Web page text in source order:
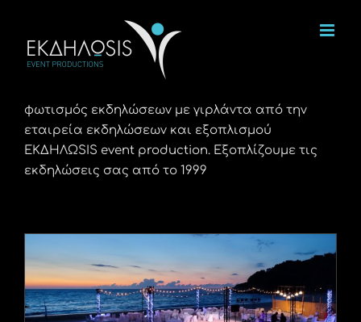
περιεχόμενο
φωτισμός εκδηλώσεων με γιρλάντα από την
εταιρεία εκδηλώσεων και εξοπλισμού
ΕΚΔΗΛΩSIS event production. Εξοπλίζουμε τις
εκδηλώσεις σας από το 1999